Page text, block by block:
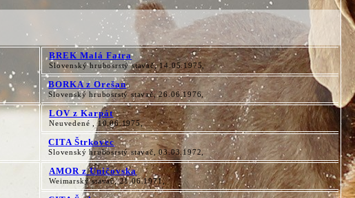
BREK Malá Fatra
Slovenský hrubosrstý stavač, 14.05.1975,
BORKA z Orešan
Slovenský hrubosrstý stavač, 26.06.1976,
LOV z Karpát
Neuvedené , 10.06.1975,
CITA Štrkovec
Slovenský hrubosrstý stavač, 03.03.1972,
AMOR z Uničovska
Weimarský stavač, 21.06.1971,